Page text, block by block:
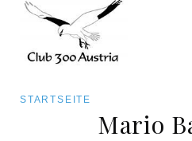
Pfadnavigation
STARTSEITE
Mario
Art/Species
Status
Kategorie für die